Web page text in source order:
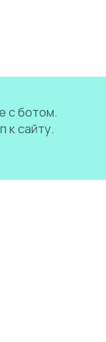
с ботом.
к сайту.